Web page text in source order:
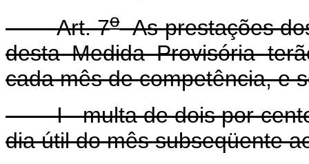
Art. 7oAs prestações
desta Medida Provisória
cada mês de competência, e
I - multa de dois por cento
dia útil do mês subseqüente